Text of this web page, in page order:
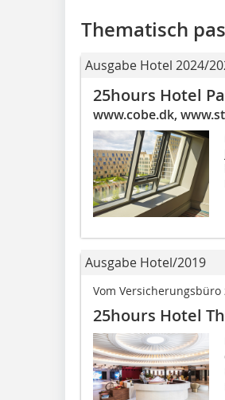
Thematisch
Ausgabe Hotel 2024/
25hours Hotel
www.cobe.dk,
Ausgabe Hotel/2019
Vom Versicherungsbüro
25hours Hotel